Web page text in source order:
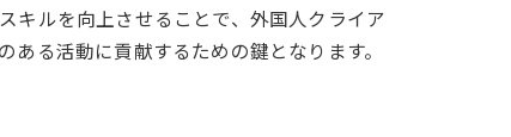
キルを向上させることで、外国人クライア
る活動に貢献するための鍵となります。